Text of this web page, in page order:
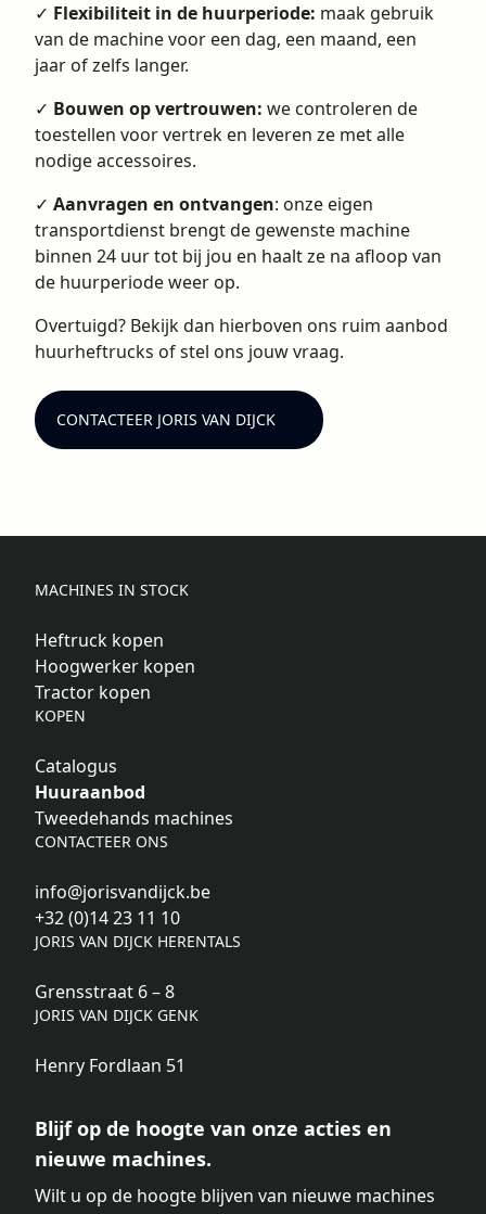
✓ Flexibiliteit in de huurperiode: maak gebruik
van de machine voor een dag, een maand, een
jaar of zelfs langer.
✓ Bouwen op vertrouwen: we controleren de
toestellen voor vertrek en leveren ze met alle
nodige accessoires.
✓ Aanvragen en ontvangen: onze eigen
transportdienst brengt de gewenste machine
binnen 24 uur tot bij jou en haalt ze na afloop van
de huurperiode weer op.
Overtuigd? Bekijk dan hierboven ons ruim aanbod
huurheftrucks of stel ons jouw vraag.
CONTACTEER JORIS VAN DIJCK
MACHINES IN STOCK
Heftruck kopen
Hoogwerker kopen
Tractor kopen
KOPEN
Catalogus
Huuraanbod
Tweedehands machines
CONTACTEER ONS
info@jorisvandijck.be
+32 (0)14 23 11 10
JORIS VAN DIJCK HERENTALS
Grensstraat 6 – 8
JORIS VAN DIJCK GENK
Henry Fordlaan 51
Blijf op de hoogte van onze acties en
nieuwe machines.
Wilt u op de hoogte blijven van nieuwe machines